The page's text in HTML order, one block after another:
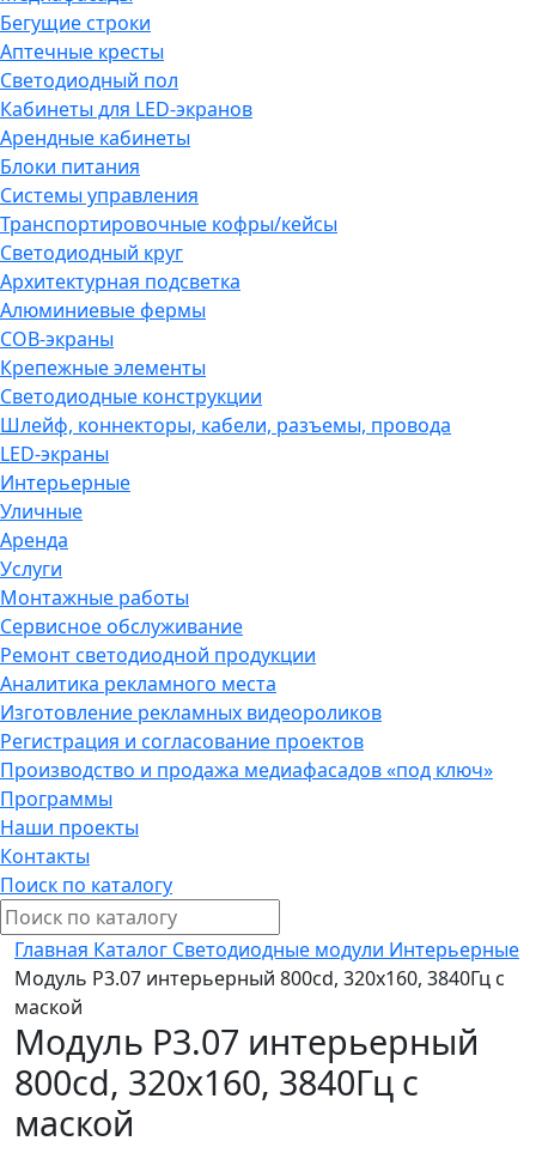
Бегущие строки
Аптечные кресты
Светодиодный пол
Кабинеты для LED-экранов
Арендные кабинеты
Блоки питания
Системы управления
Транспортировочные кофры/кейсы
Светодиодный круг
Архитектурная подсветка
Алюминиевые фермы
COB-экраны
Крепежные элементы
Светодиодные конструкции
Шлейф, коннекторы, кабели, разъемы, провода
LED-экраны
Интерьерные
Уличные
Аренда
Услуги
Монтажные работы
Сервисное обслуживание
Ремонт светодиодной продукции
Аналитика рекламного места
Изготовление рекламных видеороликов
Регистрация и согласование проектов
Производство и продажа медиафасадов «под ключ»
Программы
Наши проекты
Контакты
Поиск по каталогу
Главная Каталог Светодиодные модули Интерьерные
Модуль P3.07 интерьерный 800cd, 320х160, 3840Гц с
маской
Модуль P3.07 интерьерный
800cd, 320х160, 3840Гц с
маской